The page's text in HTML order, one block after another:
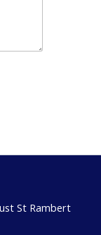
St Rambert